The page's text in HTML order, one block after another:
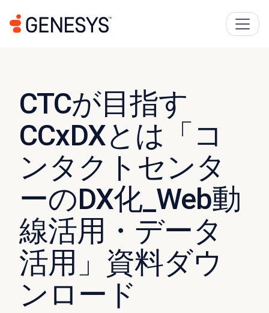
CTCが目指す
CCxDXとは「コ
ンタクトセンタ
ーのDX化_Web動
線活用・データ
活用」資料ダウ
ンロード